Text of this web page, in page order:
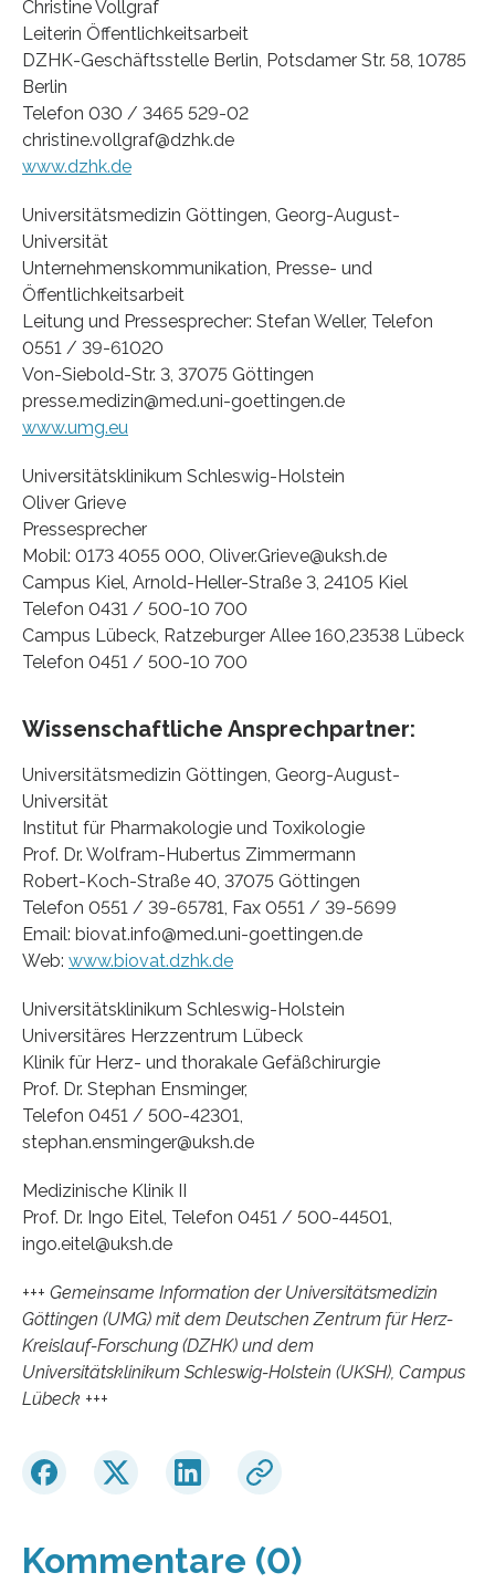
Christine Vollgraf
Leiterin Öffentlichkeitsarbeit
DZHK-Geschäftsstelle Berlin, Potsdamer Str. 58, 10785
Berlin
Telefon 030 / 3465 529-02
christine.vollgraf@dzhk.de
www.dzhk.de
Universitätsmedizin Göttingen, Georg-August-
Universität
Unternehmenskommunikation, Presse- und
Öffentlichkeitsarbeit
Leitung und Pressesprecher: Stefan Weller, Telefon
0551 / 39-61020
Von-Siebold-Str. 3, 37075 Göttingen
presse.medizin@med.uni-goettingen.de
www.umg.eu
Universitätsklinikum Schleswig-Holstein
Oliver Grieve
Pressesprecher
Mobil: 0173 4055 000, Oliver.Grieve@uksh.de
Campus Kiel, Arnold-Heller-Straße 3, 24105 Kiel
Telefon 0431 / 500-10 700
Campus Lübeck, Ratzeburger Allee 160,23538 Lübeck
Telefon 0451 / 500-10 700
Wissenschaftliche Ansprechpartner:
Universitätsmedizin Göttingen, Georg-August-
Universität
Institut für Pharmakologie und Toxikologie
Prof. Dr. Wolfram-Hubertus Zimmermann
Robert-Koch-Straße 40, 37075 Göttingen
Telefon 0551 / 39-65781, Fax 0551 / 39-5699
Email: biovat.info@med.uni-goettingen.de
Web: www.biovat.dzhk.de
Universitätsklinikum Schleswig-Holstein
Universitäres Herzzentrum Lübeck
Klinik für Herz- und thorakale Gefäßchirurgie
Prof. Dr. Stephan Ensminger,
Telefon 0451 / 500-42301,
stephan.ensminger@uksh.de
Medizinische Klinik II
Prof. Dr. Ingo Eitel, Telefon 0451 / 500-44501,
ingo.eitel@uksh.de
+++ Gemeinsame Information der Universitätsmedizin
Göttingen (UMG) mit dem Deutschen Zentrum für Herz-
Kreislauf-Forschung (DZHK) und dem
Universitätsklinikum Schleswig-Holstein (UKSH), Campus
Lübeck +++
Kommentare (0)